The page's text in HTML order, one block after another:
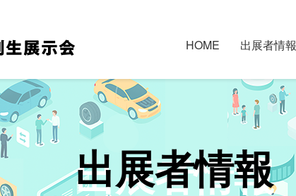
HOME 出展者情報
出展者情報